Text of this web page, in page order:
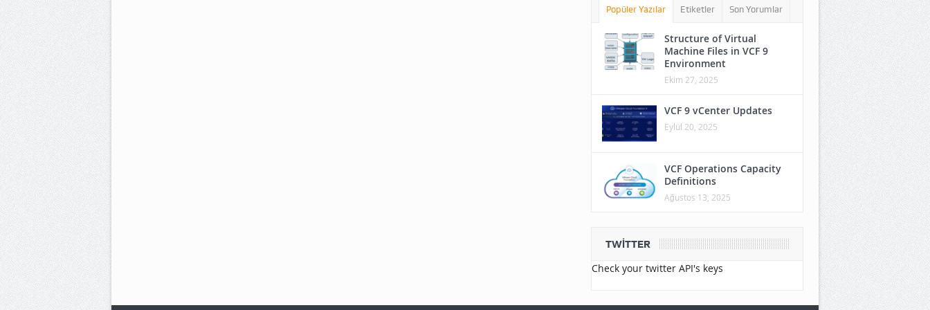
Popüler Yazılar Etiketler Son Yorumlar
Structure of Virtual
Machine Files in VCF 9
Environment
Ekim 27, 2025
VCF 9 vCenter Updates
Eylül 20, 2025
VCF Operations Capacity
Definitions
Ağustos 13, 2025
TWITTER
Check your twitter API's keys